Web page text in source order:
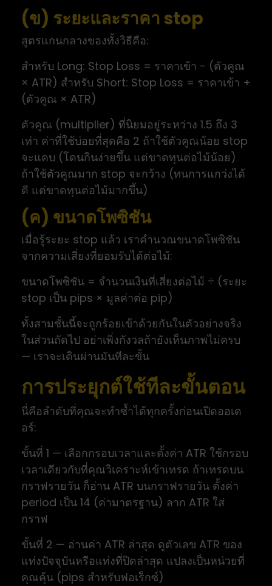
(ข) ระยะและราคา stop
สูตรแกนกลางของทั้งวิธีคือ:
สำหรับ Long: Stop Loss = ราคาเข้า − (ตัวคูณ
× ATR) สำหรับ Short: Stop Loss = ราคาเข้า +
(ตัวคูณ × ATR)
ตัวคูณ (multiplier) ที่นิยมอยู่ระหว่าง 1.5 ถึง 3
เท่า ค่าที่ใช้บ่อยที่สุดคือ 2 ถ้าใช้ตัวคูณน้อย stop
จะแคบ (โดนกินง่ายขึ้น แต่ขาดทุนต่อไม้น้อย)
ถ้าใช้ตัวคูณมาก stop จะกว้าง (ทนการแกว่งได้
ดี แต่ขาดทุนต่อไม้มากขึ้น)
(ค) ขนาดโพซิชัน
เมื่อรู้ระยะ stop แล้ว เราคำนวณขนาดโพซิชัน
จากความเสี่ยงที่ยอมรับได้ต่อไม้:
ขนาดโพซิชัน = จำนวนเงินที่เสี่ยงต่อไม้ ÷ (ระยะ
stop เป็น pips × มูลค่าต่อ pip)
ทั้งสามชั้นนี้จะถูกร้อยเข้าด้วยกันในตัวอย่างจริง
ในส่วนถัดไป อย่าเพิ่งกังวลถ้ายังเห็นภาพไม่ครบ
— เราจะเดินผ่านมันทีละขั้น
การประยุกต์ใช้ทีละขั้นตอน
นี่คือลำดับที่คุณจะทำซ้ำได้ทุกครั้งก่อนเปิดออเด
อร์:
ขั้นที่ 1 — เลือกกรอบเวลาและตั้งค่า ATR ใช้กรอบ
เวลาเดียวกับที่คุณวิเคราะห์เข้าเทรด ถ้าเทรดบน
กราฟรายวัน ก็อ่าน ATR บนกราฟรายวัน ตั้งค่า
period เป็น 14 (ค่ามาตรฐาน) ลาก ATR ใส่
กราฟ
ขั้นที่ 2 — อ่านค่า ATR ล่าสุด ดูตัวเลข ATR ของ
แท่งปัจจุบันหรือแท่งที่ปิดล่าสุด แปลงเป็นหน่วยที่
คุณคุ้น (pips สำหรับฟอเร็กซ์)